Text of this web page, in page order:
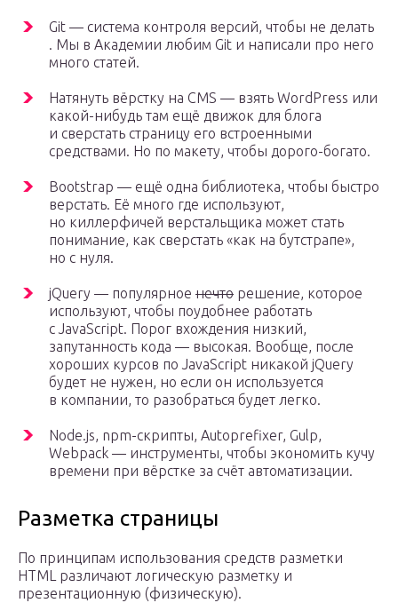
Git — система контроля версий, чтобы не делать
. Мы в Академии любим Git и написали про него
много статей.
Натянуть вёрстку на CMS — взять WordPress или
какой-нибудь там ещё движок для блога
и сверстать страницу его встроенными
средствами. Но по макету, чтобы дорого-богато.
Bootstrap — ещё одна библиотека, чтобы быстро
верстать. Её много где используют,
но киллерфичей верстальщика может стать
понимание, как сверстать «как на бутстрапе»,
но с нуля.
jQuery — популярное нечто решение, которое
используют, чтобы поудобнее работать
с JavaScript. Порог вхождения низкий,
запутанность кода — высокая. Вообще, после
хороших курсов по JavaScript никакой jQuery
будет не нужен, но если он используется
в компании, то разобраться будет легко.
Node.js, npm-скрипты, Autoprefixer, Gulp,
Webpack — инструменты, чтобы экономить кучу
времени при вёрстке за счёт автоматизации.
Разметка страницы
По принципам использования средств разметки
HTML различают логическую разметку и
презентационную (физическую).